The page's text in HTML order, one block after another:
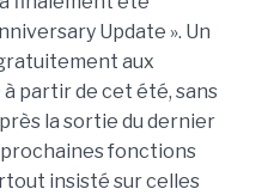
Update ». Un
aux
partir de cet été, sans
la sortie du dernier
fonctions
insisté sur celles